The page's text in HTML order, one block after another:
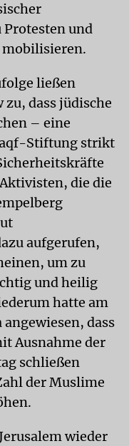
und
mobilisieren.
ließen
zu, dass jüdische
– eine
Stiftung strikt
die die
aufgerufen,
um zu
und heilig
hatte am
dass
Ausnahme der
schließen
der Muslime
wieder